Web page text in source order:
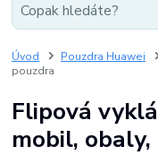
Úvod Pouzdra Huawei
pouzdra
Flipová
mobil,